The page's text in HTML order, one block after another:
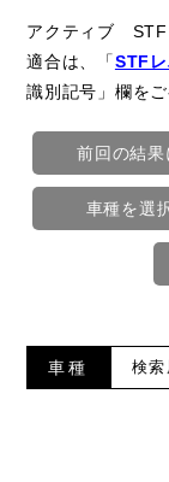
アクティブ STF
適合は、「STF
識別記号」欄をご
前回の結果
車種を選
車種